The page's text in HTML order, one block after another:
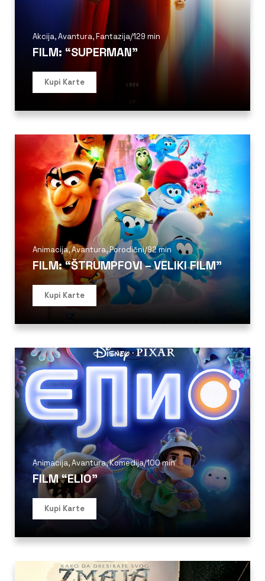
Akcija,Avantura,Fantazija/129 min
FILM: “SUPERMAN”
Kupi Karte
Animacija,Avantura,Porodični/92 min
FILM: “ŠTRUMPFOVI – VELIKI FILM”
Kupi Karte
Animacija,Avantura,Komedija/100 min
FILM “ELIO”
Kupi Karte